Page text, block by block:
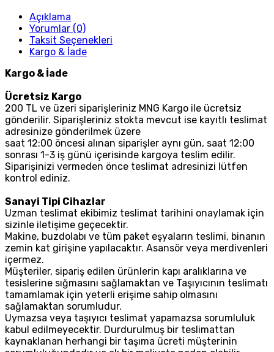
Açıklama
Yorumlar (0)
Taksit Seçenekleri
Kargo & İade
Kargo & İade
Ücretsiz Kargo
200 TL ve üzeri siparişleriniz MNG Kargo ile ücretsiz
gönderilir. Siparişleriniz stokta mevcut ise kayıtlı teslimat
adresinize gönderilmek üzere
saat 12:00 öncesi alınan siparişler aynı gün, saat 12:00
sonrası 1-3 iş günü içerisinde kargoya teslim edilir.
Siparişinizi vermeden önce teslimat adresinizi lütfen
kontrol ediniz.
Sanayi Tipi Cihazlar
Uzman teslimat ekibimiz teslimat tarihini onaylamak için
sizinle iletişime geçecektir.
Makine, buzdolabı ve tüm paket eşyaların teslimi, binanın
zemin kat girişine yapılacaktır. Asansör veya merdivenleri
içermez.
Müşteriler, sipariş edilen ürünlerin kapı aralıklarına ve
tesislerine sığmasını sağlamaktan ve Taşıyıcının teslimatı
tamamlamak için yeterli erişime sahip olmasını
sağlamaktan sorumludur.
Uymazsa veya taşıyıcı teslimat yapamazsa sorumluluk
kabul edilmeyecektir. Durdurulmuş bir teslimattan
kaynaklanan herhangi bir taşıma ücreti müşterinin